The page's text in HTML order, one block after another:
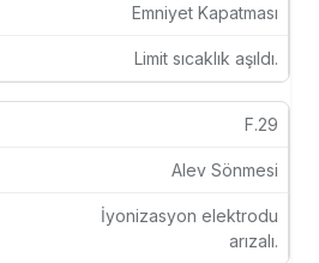
Emniyet Kapatması
Limit sıcaklık aşıldı.
F.29
Alev Sönmesi
İyonizasyon elektrodu
arızalı.